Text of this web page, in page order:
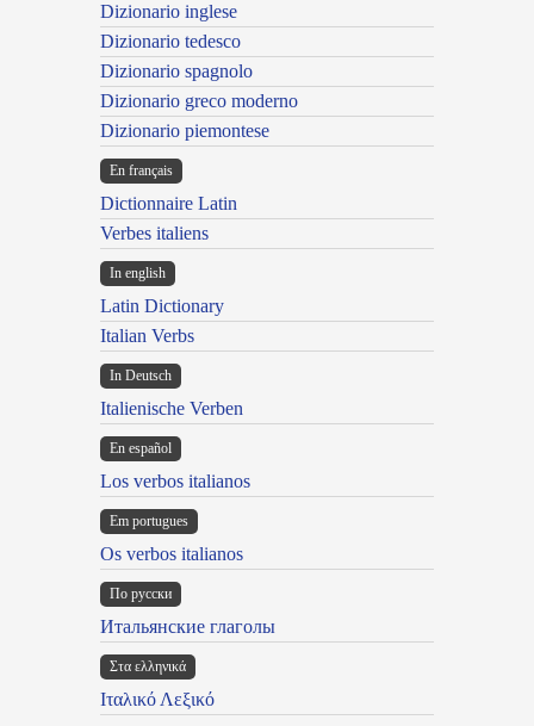
Dizionario inglese
Dizionario tedesco
Dizionario spagnolo
Dizionario greco moderno
Dizionario piemontese
En français
Dictionnaire Latin
Verbes italiens
In english
Latin Dictionary
Italian Verbs
In Deutsch
Italienische Verben
En español
Los verbos italianos
Em portugues
Os verbos italianos
По русски
Итальянские глаголы
Στα ελληνικά
Ιταλικό Λεξικό